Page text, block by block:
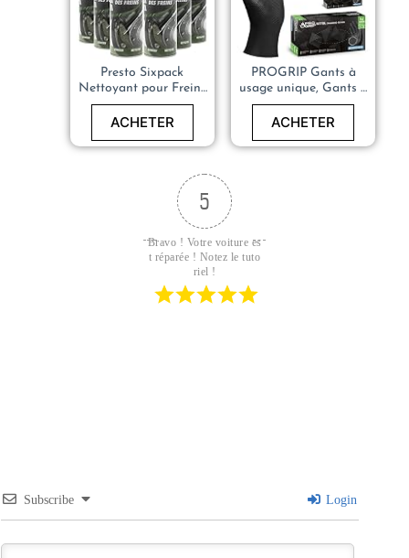
Presto Sixpack
Nettoyant pour Freins
Power
ACHETER
PROGRIP Gants à
usage unique, Gants à
usage unique extra
fort, nitrile, 2x plus
unique avec structure
ACHETER
5
Bravo ! Votre voiture es
t réparée ! Notez le tuto
riel !
Subscribe Login